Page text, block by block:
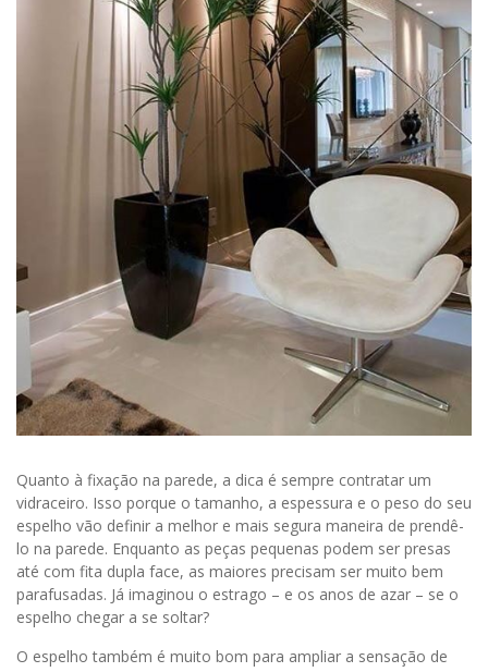
Quanto à fixação na parede, a dica é sempre contratar um
vidraceiro. Isso porque o tamanho, a espessura e o peso do seu
espelho vão definir a melhor e mais segura maneira de prendê-
lo na parede. Enquanto as peças pequenas podem ser presas
até com fita dupla face, as maiores precisam ser muito bem
parafusadas. Já imaginou o estrago – e os anos de azar – se o
espelho chegar a se soltar?
O espelho também é muito bom para ampliar a sensação de